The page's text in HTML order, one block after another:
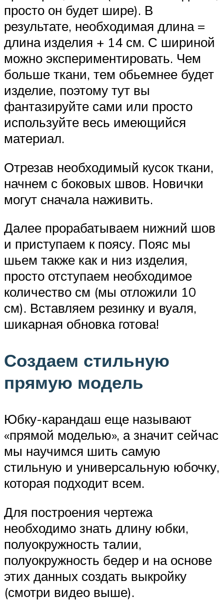
просто он будет шире). В
результате, необходимая длина =
длина изделия + 14 см. С шириной
можно экспериментировать. Чем
больше ткани, тем обьемнее будет
изделие, поэтому тут вы
фантазируйте сами или просто
используйте весь имеющийся
материал.
Отрезав необходимый кусок ткани,
начнем с боковых швов. Новички
могут сначала наживить.
Далее прорабатываем нижний шов
и приступаем к поясу. Пояс мы
шьем также как и низ изделия,
просто отступаем необходимое
количество см (мы отложили 10
см). Вставляем резинку и вуаля,
шикарная обновка готова!
Создаем стильную
прямую модель
Юбку-карандаш еще называют
«прямой моделью», а значит сейчас
мы научимся шить самую
стильную и универсальную юбочку,
которая подходит всем.
Для построения чертежа
необходимо знать длину юбки,
полуокружность талии,
полуокружность бедер и на основе
этих данных создать выкройку
(смотри видео выше).